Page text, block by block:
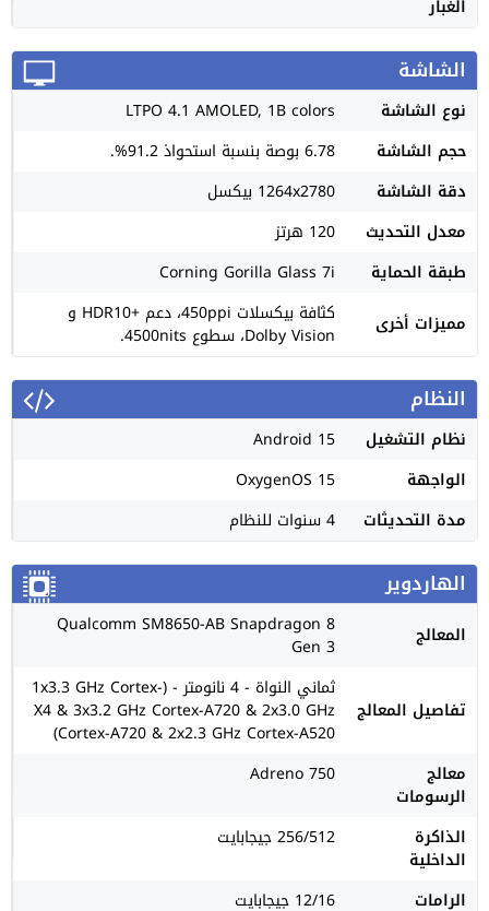
الغبار
الشاشة
نوع الشاشة
LTPO 4.1 AMOLED, 1B colors
حجم الشاشة
6.78 بوصة بنسبة استحواذ 91.2%.
دقة الشاشة
1264x2780 بيكسل
معدل التحديث
120 هرتز
طبقة الحماية
Corning Gorilla Glass 7i
مميزات أخرى
كثافة بيكسلات 450ppi، دعم +HDR10 و
Dolby Vision، سطوع 4500nits.
النظام
نظام التشغيل
Android 15
الواجهة
OxygenOS 15
مدة التحديثات
4 سنوات للنظام
الهاردوير
المعالج Qualcomm SM8650-AB Snapdragon 8
Gen 3
تفاصيل المعالج
ثماني النواة - 4 نانومتر - (1x3.3 GHz Cortex-
X4 & 3x3.2 GHz Cortex-A720 & 2x3.0 GHz
Cortex-A720 & 2x2.3 GHz Cortex-A520)
معالج
الرسومات
Adreno 750
الذاكرة
الداخلية
256/512 جيجابايت
الرامات
12/16 جيجابايت